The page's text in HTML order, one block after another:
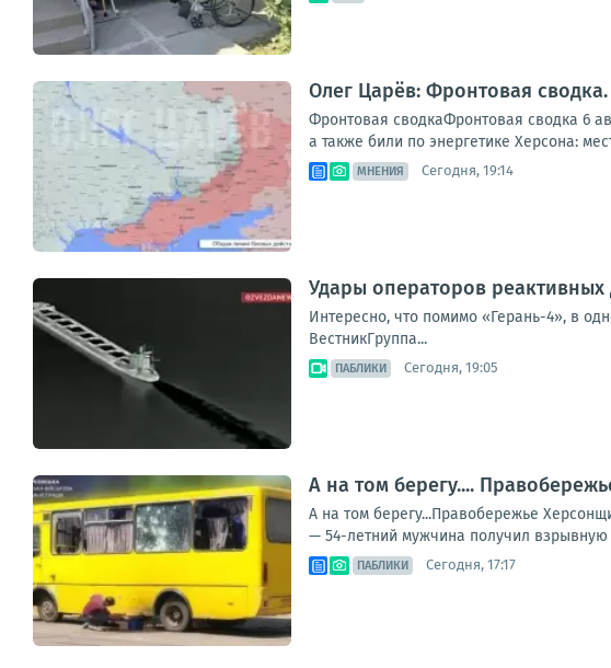
Олег Царёв: Фронтовая
Фронтовая сводкаФронтовая сводка 6
а также били по энергетике Херсона:
МНЕНИЯ Сегодня, 19:14
Удары операторов
Интересно, что помимо «Герань-4», в
ВестникГруппа...
ПАБЛИКИ Сегодня, 19:05
А на том берегу....
А на том берегу...Правобережье
— 54-летний мужчина получил взрывную
ПАБЛИКИ Сегодня, 17:17